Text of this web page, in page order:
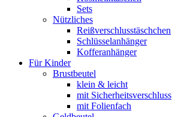
Sets
Nützliches
Reißverschlusstäschchen
Schlüsselanhänger
Kofferanhänger
Für Kinder
Brustbeutel
klein & leicht
mit Sicherheitsverschluss
mit Folienfach